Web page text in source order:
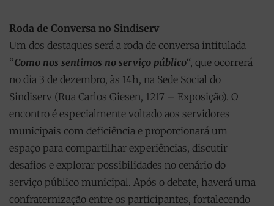
Roda de Conversa no Sindiserv
Um dos destaques será a roda de conversa intitulada
“Como nos sentimos no serviço público“, que ocorrerá
no dia 3 de dezembro, às 14h, na Sede Social do
Sindiserv (Rua Carlos Giesen, 1217 – Exposição). O
encontro é especialmente voltado aos servidores
municipais com deficiência e proporcionará um
espaço para compartilhar experiências, discutir
desafios e explorar possibilidades no cenário do
serviço público municipal. Após o debate, haverá uma
confraternização entre os participantes, fortalecendo